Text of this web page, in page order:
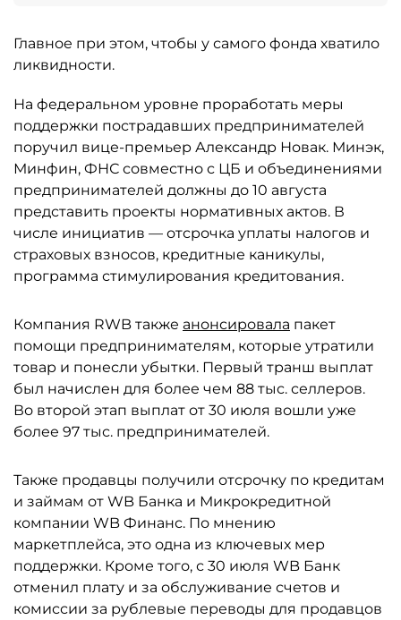
Главное при этом, чтобы у самого фонда хватило
ликвидности.
На федеральном уровне проработать меры
поддержки пострадавших предпринимателей
поручил вице-премьер Александр Новак. Минэк,
Минфин, ФНС совместно с ЦБ и объединениями
предпринимателей должны до 10 августа
представить проекты нормативных актов. В
числе инициатив — отсрочка уплаты налогов и
страховых взносов, кредитные каникулы,
программа стимулирования кредитования.
Компания RWB также анонсировала пакет
помощи предпринимателям, которые утратили
товар и понесли убытки. Первый транш выплат
был начислен для более чем 88 тыс. селлеров.
Во второй этап выплат от 30 июля вошли уже
более 97 тыс. предпринимателей.
Также продавцы получили отсрочку по кредитам
и займам от WB Банка и Микрокредитной
компании WB Финанс. По мнению
маркетплейса, это одна из ключевых мер
поддержки. Кроме того, с 30 июля WB Банк
отменил плату и за обслуживание счетов и
комиссии за рублевые переводы для продавцов